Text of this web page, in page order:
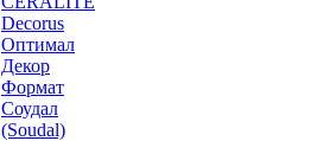
Decorus
Оптимал
Декор
Формат
Соудал
(Soudal)